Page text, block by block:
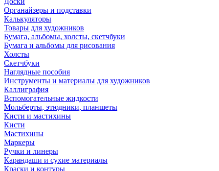
Органайзеры и подставки
Калькуляторы
Товары для художников
Бумага, альбомы, холсты, скетчбуки
Бумага и альбомы для рисования
Холсты
Скетчбуки
Наглядные пособия
Инструменты и материалы для художников
Каллиграфия
Вспомогательные жидкости
Мольберты, этюдники, планшеты
Кисти и мастихины
Кисти
Мастихины
Маркеры
Ручки и линеры
Карандаши и сухие материалы
Краски и контуры